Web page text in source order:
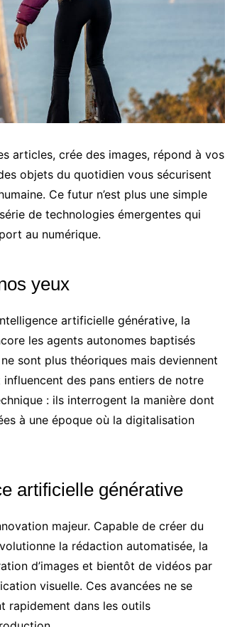
articles, crée des images, répond à vos
objets du quotidien vous sécurisent
Ce futur n’est plus une simple
de technologies émergentes qui
au numérique.
yeux
artificielle générative, la
les agents autonomes baptisés
sont plus théoriques mais deviennent
des pans entiers de notre
: ils interrogent la manière dont
à une époque où la digitalisation
artificielle générative
majeur. Capable de créer du
la rédaction automatisée, la
d’images et bientôt de vidéos par
visuelle. Ces avancées ne se
rapidement dans les outils